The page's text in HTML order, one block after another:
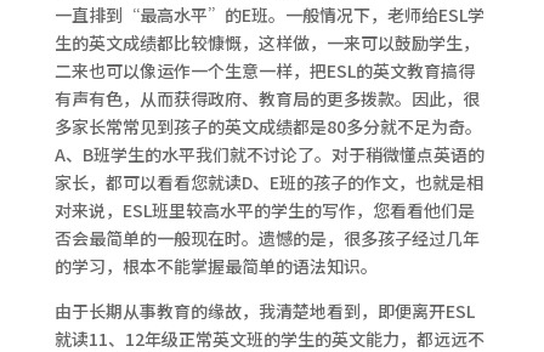
一直排到“最高水平”的E班。一般情况下，老师给ESL学
生的英文成绩都比较慷慨，这样做，一来可以鼓励学生，
二来也可以像运作一个生意一样，把ESL的英文教育搞得
有声有色，从而获得政府、教育局的更多拨款。因此，很
多家长常常见到孩子的英文成绩都是80多分就不足为奇。
A、B班学生的水平我们就不讨论了。对于稍微懂点英语的
家长，都可以看看您就读D、E班的孩子的作文，也就是相
对来说，ESL班里较高水平的学生的写作，您看看他们是
否会最简单的一般现在时。遗憾的是，很多孩子经过几年
的学习，根本不能掌握最简单的语法知识。
由于长期从事教育的缘故，我清楚地看到，即便离开ESL
就读11、12年级正常英文班的学生的英文能力，都远远不